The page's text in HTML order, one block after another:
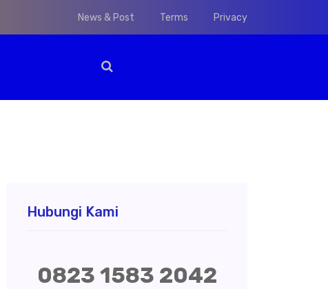
News & Post Terms Privacy
Hubungi Kami
0823 1583 2042